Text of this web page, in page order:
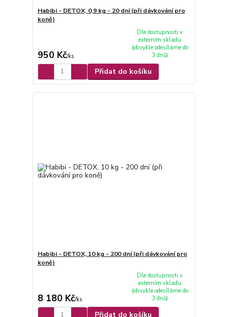
Habibi - DETOX, 0,9 kg - 20 dní (při dávkování pro
koně)
950 Kč/ks
Dle dostupnosti v
externím skladu
(obvykle odesíláme do
3 dnů)
Přidat do košíku
Habibi - DETOX, 10 kg - 200 dní (při dávkování pro
koně)
8 180 Kč/ks
Dle dostupnosti v
externím skladu
(obvykle odesíláme do
3 dnů)
Přidat do košíku